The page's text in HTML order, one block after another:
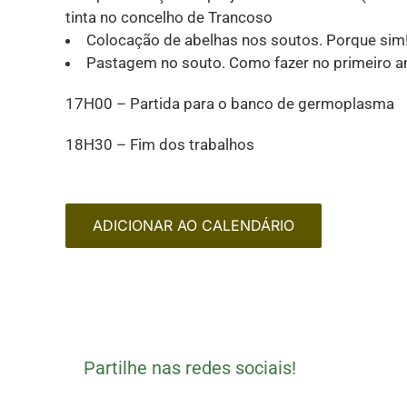
tinta no concelho de Trancoso
Colocação de abelhas nos soutos. Porque sim!
Pastagem no souto. Como fazer no primeiro
17H00 – Partida para o banco de germoplasma
18H30 – Fim dos trabalhos
ADICIONAR AO CALENDÁRIO
Partilhe nas redes sociais!